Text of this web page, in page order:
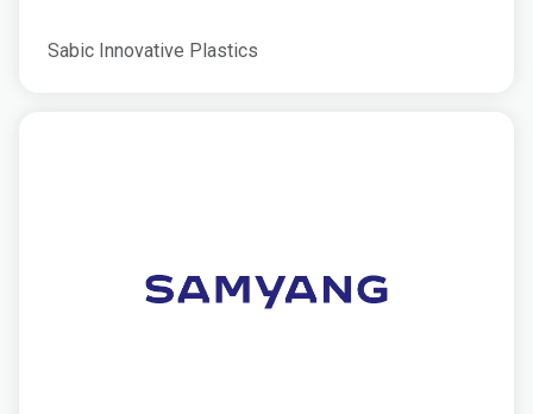
Sabic Innovative Plastics